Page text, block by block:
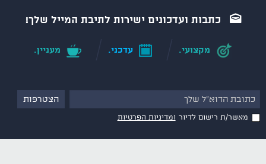
כתבות ועדכונים ישירות לתיבת המייל שלך!
מקצועי. עדכני. מעניין.
מאשר/ת רישום לדיור ומדיניות הפרטיות